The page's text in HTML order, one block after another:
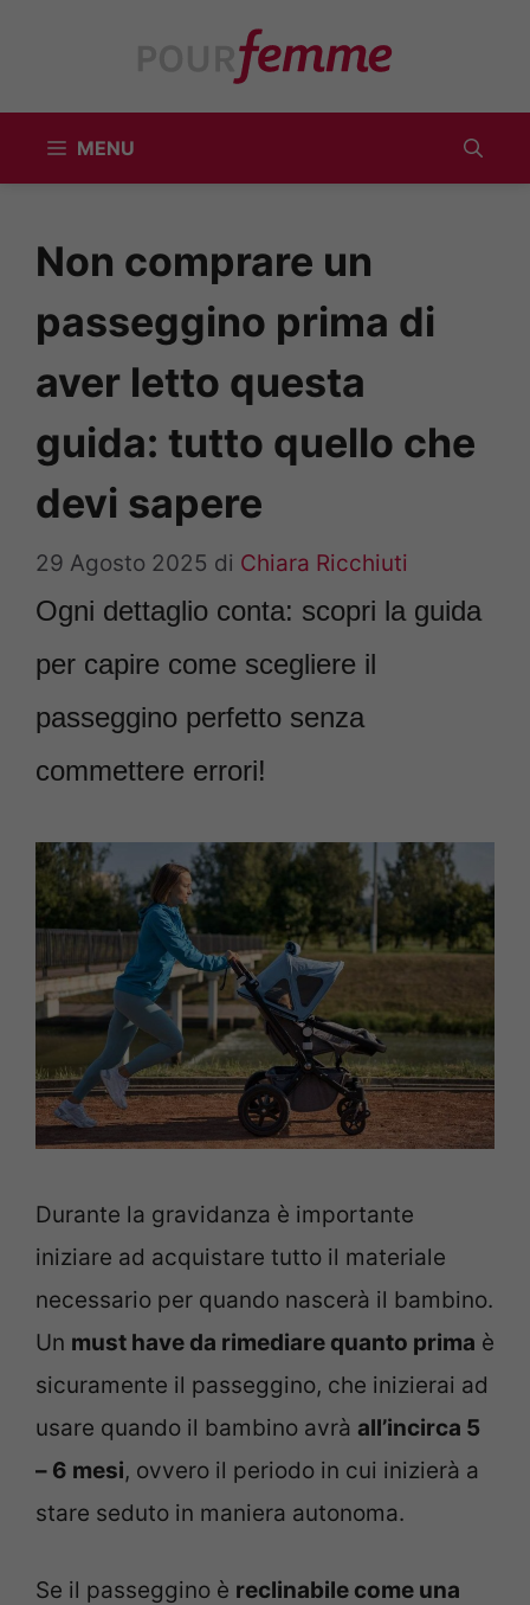
MENU
Non comprare un
passeggino prima di
aver letto questa
guida: tutto quello che
devi sapere
29 Agosto 2025 di Chiara Ricchiuti
Ogni dettaglio conta: scopri la guida
per capire come scegliere il
passeggino perfetto senza
commettere errori!
Durante la gravidanza è importante
iniziare ad acquistare tutto il materiale
necessario per quando nascerà il bambino.
Un must have da rimediare quanto prima è
sicuramente il passeggino, che inizierai ad
usare quando il bambino avrà all’incirca 5
– 6 mesi, ovvero il periodo in cui inizierà a
stare seduto in maniera autonoma.
Se il passeggino è reclinabile come una